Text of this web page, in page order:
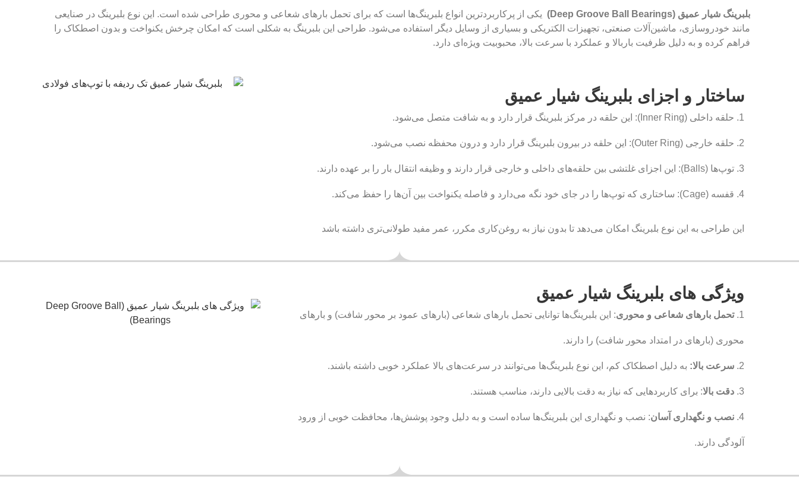
بلبرینگ شیار عمیق (Deep Groove Ball Bearings)
یکی از پرکاربردترین انواع بلبرینگ‌ها است که برای تحمل بارهای شعاعی و محوری طراحی شده است. این نوع بلبرینگ در صنایعی
مانند خودروسازی، ماشین‌آلات صنعتی، تجهیزات الکتریکی و بسیاری از وسایل دیگر استفاده می‌شود. طراحی این بلبرینگ به شکلی است که امکان چرخش یکنواخت و بدون اصطکاک را
فراهم کرده و به دلیل ظرفیت باربالا و عملکرد با سرعت بالا، محبوبیت ویژه‌ای دارد.
ساختار و اجزای بلبرینگ شیار عمیق
1. حلقه داخلی (Inner Ring): این حلقه در مرکز بلبرینگ قرار دارد و به شافت متصل می‌شود.
2. حلقه خارجی (Outer Ring): این حلقه در بیرون بلبرینگ قرار دارد و درون محفظه نصب می‌شود.
3. توپ‌ها (Balls): این اجزای غلتشی بین حلقه‌های داخلی و خارجی قرار دارند و وظیفه انتقال بار را بر عهده دارند.
4. قفسه (Cage): ساختاری که توپ‌ها را در جای خود نگه می‌دارد و فاصله یکنواخت بین آن‌ها را حفظ می‌کند.
این طراحی به این نوع بلبرینگ امکان می‌دهد تا بدون نیاز به روغن‌کاری مکرر، عمر مفید طولانی‌تری داشته باشد
ویژگی های بلبرینگ شیار عمیق
1. تحمل بارهای شعاعی و محوری: این بلبرینگ‌ها توانایی تحمل بارهای شعاعی (بارهای عمود بر محور شافت) و بارهای
محوری (بارهای در امتداد محور شافت) را دارند.
2. سرعت بالا: به دلیل اصطکاک کم، این نوع بلبرینگ‌ها می‌توانند در سرعت‌های بالا عملکرد خوبی داشته باشند.
3. دقت بالا: برای کاربردهایی که نیاز به دقت بالایی دارند، مناسب هستند.
4. نصب و نگهداری آسان: نصب و نگهداری این بلبرینگ‌ها ساده است و به دلیل وجود پوشش‌ها، محافظت خوبی از ورود
آلودگی دارند.